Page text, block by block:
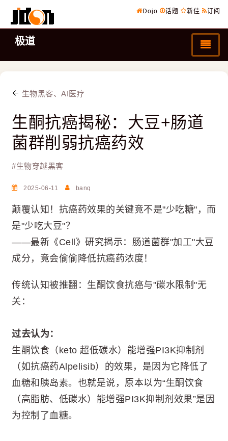
Dojo 话题 新佳 订阅
极道
生物黑客、AI医疗
生酮抗癌揭秘：大豆+肠道
菌群削弱抗癌药效
#生物穿越黑客
2025-06-11 banq
颠覆认知！抗癌药效果的关键竟不是"少吃糖"，而
是"少吃大豆"？
——最新《Cell》研究揭示：肠道菌群"加工"大豆
成分，竟会偷偷降低抗癌药浓度！
传统认知被推翻：生酮饮食抗癌与"碳水限制"无
关：
过去认为：
生酮饮食（keto 超低碳水）能增强PI3K抑制剂
（如抗癌药Alpelisib）的效果，是因为它降低了
血糖和胰岛素。也就是说，原本以为“生酮饮食
（高脂肪、低碳水）能增强PI3K抑制剂效果”是因
为控制了血糖。